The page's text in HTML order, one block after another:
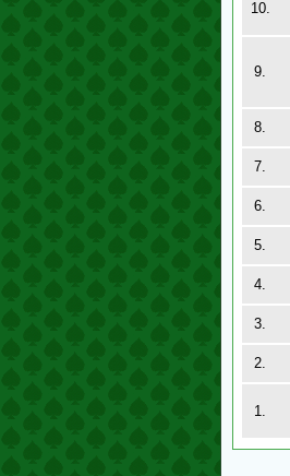
10.
9.
8.
7.
6.
5.
4.
3.
2.
1.